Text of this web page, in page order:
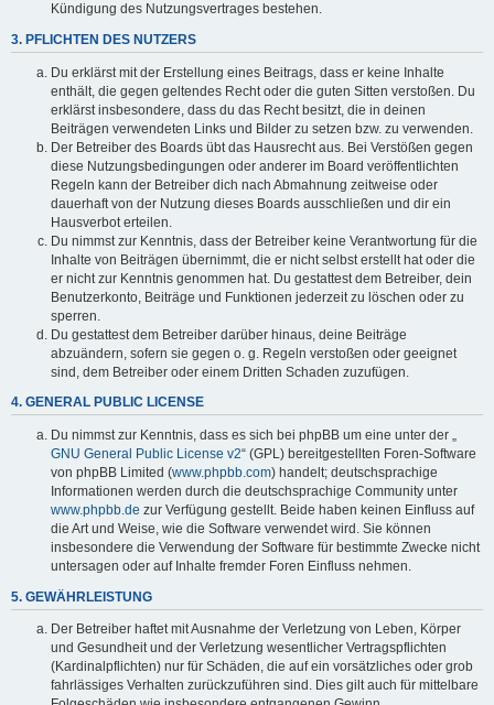
Kündigung des Nutzungsvertrages bestehen.
3. PFLICHTEN DES NUTZERS
Du erklärst mit der Erstellung eines Beitrags, dass er keine Inhalte
enthält, die gegen geltendes Recht oder die guten Sitten verstoßen. Du
erklärst insbesondere, dass du das Recht besitzt, die in deinen
Beiträgen verwendeten Links und Bilder zu setzen bzw. zu verwenden.
Der Betreiber des Boards übt das Hausrecht aus. Bei Verstößen gegen
diese Nutzungsbedingungen oder anderer im Board veröffentlichten
Regeln kann der Betreiber dich nach Abmahnung zeitweise oder
dauerhaft von der Nutzung dieses Boards ausschließen und dir ein
Hausverbot erteilen.
Du nimmst zur Kenntnis, dass der Betreiber keine Verantwortung für die
Inhalte von Beiträgen übernimmt, die er nicht selbst erstellt hat oder die
er nicht zur Kenntnis genommen hat. Du gestattest dem Betreiber, dein
Benutzerkonto, Beiträge und Funktionen jederzeit zu löschen oder zu
sperren.
Du gestattest dem Betreiber darüber hinaus, deine Beiträge
abzuändern, sofern sie gegen o. g. Regeln verstoßen oder geeignet
sind, dem Betreiber oder einem Dritten Schaden zuzufügen.
4. GENERAL PUBLIC LICENSE
Du nimmst zur Kenntnis, dass es sich bei phpBB um eine unter der „
GNU General Public License v2“ (GPL) bereitgestellten Foren-Software
von phpBB Limited (www.phpbb.com) handelt; deutschsprachige
Informationen werden durch die deutschsprachige Community unter
www.phpbb.de zur Verfügung gestellt. Beide haben keinen Einfluss auf
die Art und Weise, wie die Software verwendet wird. Sie können
insbesondere die Verwendung der Software für bestimmte Zwecke nicht
untersagen oder auf Inhalte fremder Foren Einfluss nehmen.
5. GEWÄHRLEISTUNG
Der Betreiber haftet mit Ausnahme der Verletzung von Leben, Körper
und Gesundheit und der Verletzung wesentlicher Vertragspflichten
(Kardinalpflichten) nur für Schäden, die auf ein vorsätzliches oder grob
fahrlässiges Verhalten zurückzuführen sind. Dies gilt auch für mittelbare